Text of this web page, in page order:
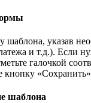
шаблона, указав
и т.д.). Если
галочкой
шаблона